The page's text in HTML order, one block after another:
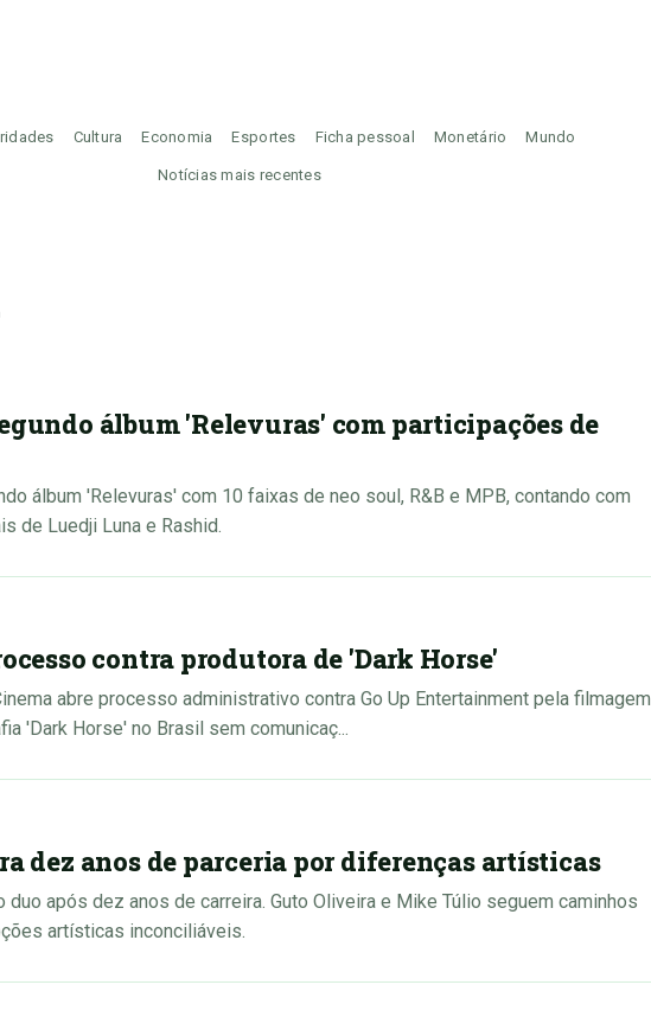
Cultura Economia Esportes Ficha pessoal Monetário Mundo
Notícias mais recentes
álbum 'Relevuras' com participações de
álbum 'Relevuras' com 10 faixas de neo soul, R&B e MPB, contando com
de Luedji Luna e Rashid.
contra produtora de 'Dark Horse'
abre processo administrativo contra Go Up Entertainment pela filmagem
'Dark Horse' no Brasil sem comunicaç...
dez anos de parceria por diferenças artísticas
duo após dez anos de carreira. Guto Oliveira e Mike Túlio seguem caminhos
artísticas inconciliáveis.